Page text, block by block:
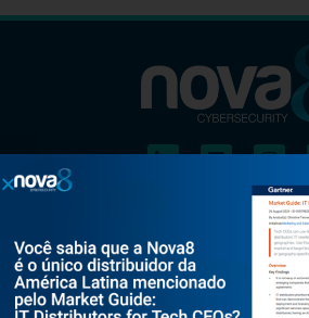
Al. Rio Negro, 585 - Torre Jaçarí - 13º
Alphaville, Barueri - SP, 06454-000